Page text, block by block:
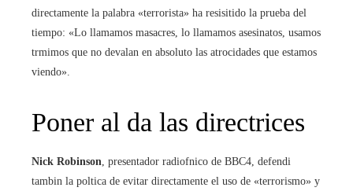
directamente la palabra «terrorista» ha resisitido la prueba del
tiempo: «Lo llamamos masacres, lo llamamos asesinatos, usamos
trmimos que no devalan en absoluto las atrocidades que estamos
viendo».
Poner al da las directrices
Nick Robinson , presentador radiofnico de BBC4, defendi
tambin la poltica de evitar directamente el uso de «terrorismo» y